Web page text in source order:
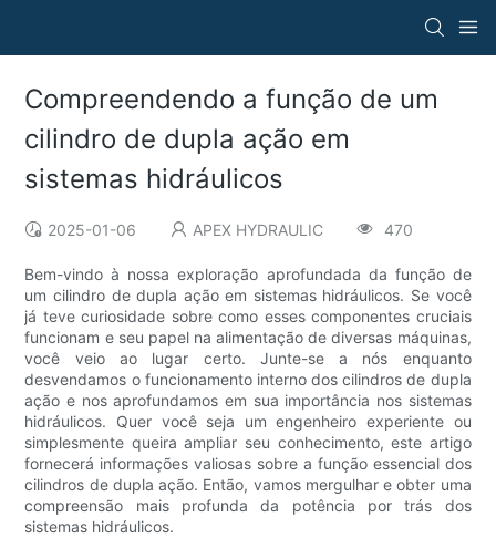
Compreendendo a função de um
cilindro de dupla ação em
sistemas hidráulicos
2025-01-06 APEX HYDRAULIC 470
Bem-vindo à nossa exploração aprofundada da função de
um cilindro de dupla ação em sistemas hidráulicos. Se você
já teve curiosidade sobre como esses componentes cruciais
funcionam e seu papel na alimentação de diversas máquinas,
você veio ao lugar certo. Junte-se a nós enquanto
desvendamos o funcionamento interno dos cilindros de dupla
ação e nos aprofundamos em sua importância nos sistemas
hidráulicos. Quer você seja um engenheiro experiente ou
simplesmente queira ampliar seu conhecimento, este artigo
fornecerá informações valiosas sobre a função essencial dos
cilindros de dupla ação. Então, vamos mergulhar e obter uma
compreensão mais profunda da potência por trás dos
sistemas hidráulicos.